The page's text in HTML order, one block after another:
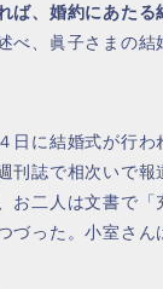
ば、婚約にあた
べ、眞子さまの
日に結婚式が行
誌で相次いで報
お二人は文書で
った。小室さん